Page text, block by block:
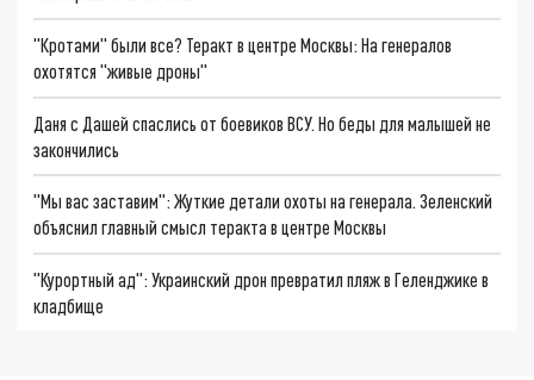
"Кротами" были все? Теракт в центре Москвы: На генералов
охотятся "живые дроны"
Даня с Дашей спаслись от боевиков ВСУ. Но беды для малышей не
закончились
"Мы вас заставим": Жуткие детали охоты на генерала. Зеленский
объяснил главный смысл теракта в центре Москвы
"Курортный ад": Украинский дрон превратил пляж в Геленджике в
кладбище